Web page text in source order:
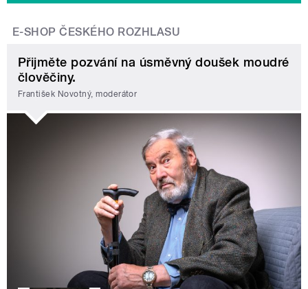
E-SHOP ČESKÉHO ROZHLASU
Přijměte pozvání na úsměvný doušek moudré
člověčiny.
František Novotný, moderátor